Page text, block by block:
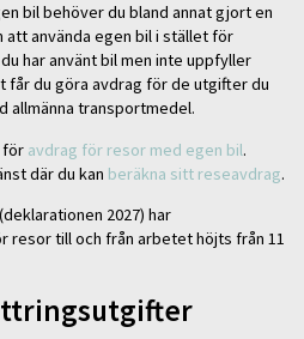
bil behöver du bland annat gjort en
använda egen bil i stället för
har använt bil men inte uppfyller
du göra avdrag för de utgifter du
allmänna transportmedel.
för avdrag för resor med egen bil.
där du kan beräkna sitt reseavdrag.
2027) har
resor till och från arbetet höjts från 11